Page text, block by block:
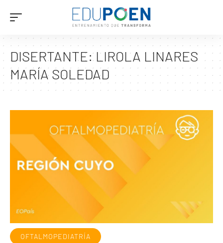
DISERTANTE:LIROLA LINARES
MARÍA SOLEDAD
OFTALMOPEDIATRÍA